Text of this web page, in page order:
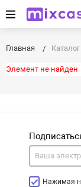
Главная Каталог
Элемент не найден
Нажимая